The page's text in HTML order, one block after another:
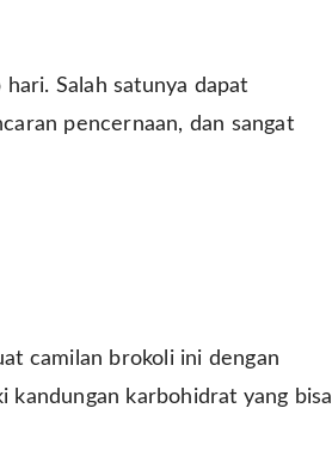
Salah satunya dapat
pencernaan, dan sangat
camilan brokoli ini dengan
kandungan karbohidrat yang bisa